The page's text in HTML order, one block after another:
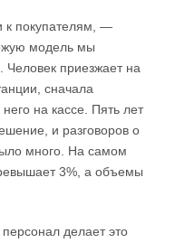
к покупателям, —
модель мы
Человек приезжает на
сначала
на кассе. Пять лет
и разговоров о
много. На самом
3%, а объемы
делает это